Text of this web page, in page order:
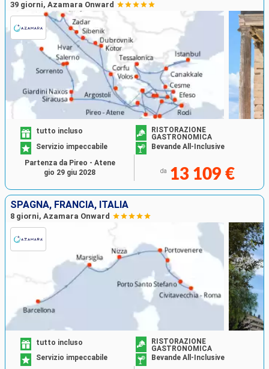
39 giorni, Azamara Onward
tutto incluso
RISTORAZIONE
GASTRONOMICA
Servizio impeccabile
Bevande All-Inclusive
da 13 109 €
Partenza da Pireo - Atene
gio 29 giu 2028
SPAGNA, FRANCIA, ITALIA
8 giorni, Azamara Onward
tutto incluso
RISTORAZIONE
GASTRONOMICA
Servizio impeccabile
Bevande All-Inclusive